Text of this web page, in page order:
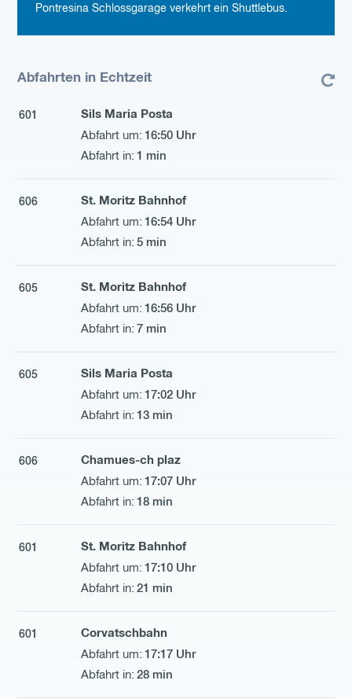
Pontresina Schlossgarage verkehrt ein Shuttlebus.
Abfahrten in Echtzeit
601
Sils Maria Posta
16:50 Uhr
1 min
606
St. Moritz Bahnhof
16:54 Uhr
5 min
605
St. Moritz Bahnhof
16:56 Uhr
7 min
605
Sils Maria Posta
17:02 Uhr
13 min
606
Chamues-ch plaz
17:07 Uhr
18 min
601
St. Moritz Bahnhof
17:10 Uhr
21 min
601
Corvatschbahn
17:17 Uhr
28 min